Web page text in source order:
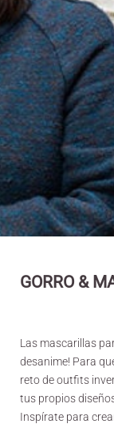
GORRO &
Las mascarillas
desanime! Para
reto de outfits
tus propios
Inspírate para